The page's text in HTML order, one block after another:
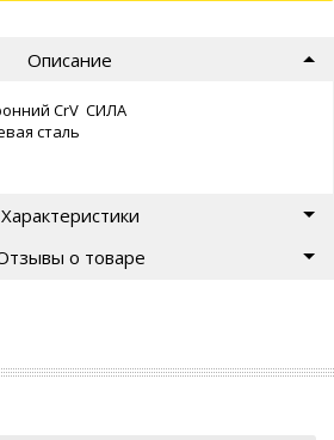
Описание
CrV СИЛА
сталь
Характеристики
о товаре